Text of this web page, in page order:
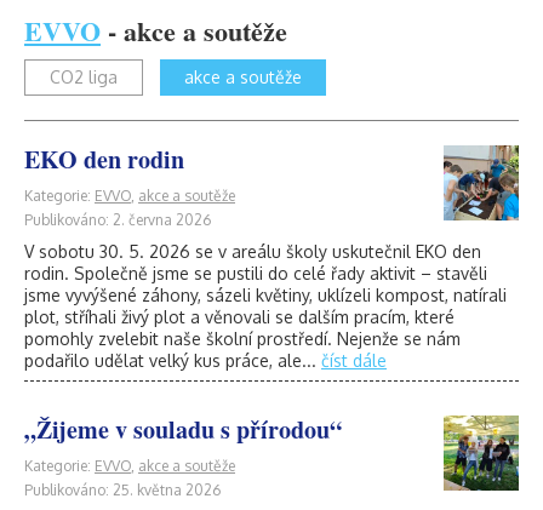
EVVO - akce a soutěže
CO2 liga akce a soutěže
EKO den rodin
Kategorie: EVVO, akce a soutěže
Publikováno: 2. června 2026
V sobotu 30. 5. 2026 se v areálu školy uskutečnil EKO den
rodin. Společně jsme se pustili do celé řady aktivit – stavěli
jsme vyvýšené záhony, sázeli květiny, uklízeli kompost, natírali
plot, stříhali živý plot a věnovali se dalším pracím, které
pomohly zvelebit naše školní prostředí. Nejenže se nám
podařilo udělat velký kus práce, ale... číst dále
„Žijeme v souladu s přírodou“
Kategorie: EVVO, akce a soutěže
Publikováno: 25. května 2026